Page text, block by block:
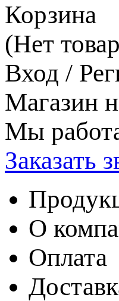
Корзина
(Нет
Вход /
Магазин
Мы
Заказать
О
Оплата